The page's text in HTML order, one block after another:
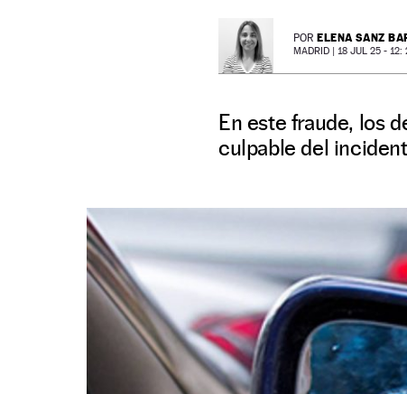
POR ELENA SANZ
MADRID | 18 JUL 25 - 12:
En este fraude, los
culpable del